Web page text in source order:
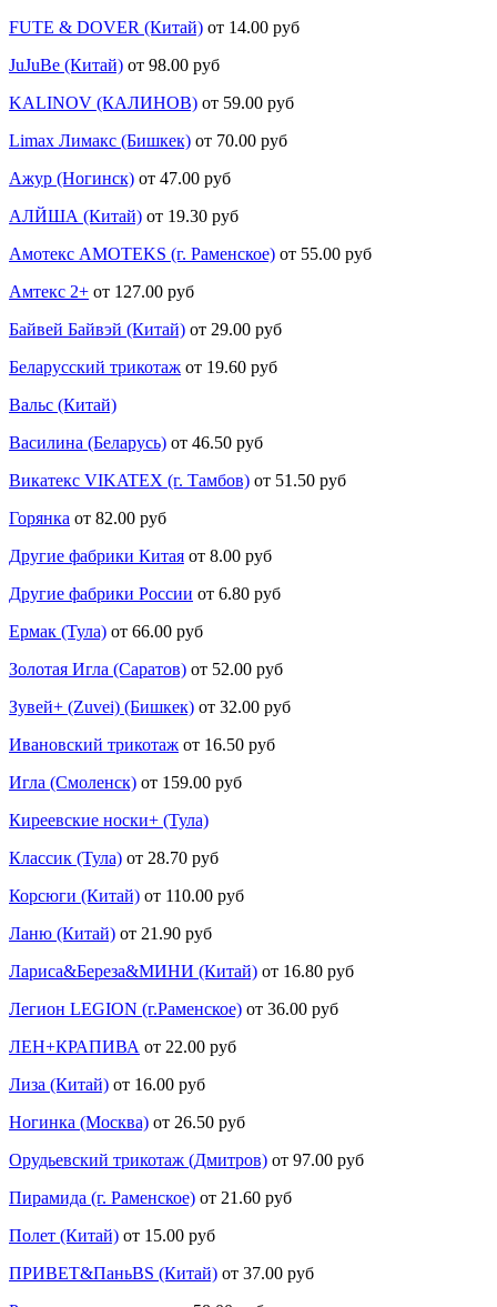
FUTE & DOVER (Китай) от 14.00 руб
JuJuBe (Китай) от 98.00 руб
KALINOV (КАЛИНОВ) от 59.00 руб
Limax Лимакс (Бишкек) от 70.00 руб
Ажур (Ногинск) от 47.00 руб
АЛЙША (Китай) от 19.30 руб
Амотекс AMOTEKS (г. Раменское) от 55.00 руб
Амтекс 2+ от 127.00 руб
Байвей Байвэй (Китай) от 29.00 руб
Беларусский трикотаж от 19.60 руб
Вальс (Китай)
Василина (Беларусь) от 46.50 руб
Викатекс VIKATEX (г. Тамбов) от 51.50 руб
Горянка от 82.00 руб
Другие фабрики Китая от 8.00 руб
Другие фабрики России от 6.80 руб
Ермак (Тула) от 66.00 руб
Золотая Игла (Саратов) от 52.00 руб
Зувей+ (Zuvei) (Бишкек) от 32.00 руб
Ивановский трикотаж от 16.50 руб
Игла (Смоленск) от 159.00 руб
Киреевские носки+ (Тула)
Классик (Тула) от 28.70 руб
Корсюги (Китай) от 110.00 руб
Ланю (Китай) от 21.90 руб
Лариса&Береза&МИНИ (Китай) от 16.80 руб
Легион LEGION (г.Раменское) от 36.00 руб
ЛЕН+КРАПИВА от 22.00 руб
Лиза (Китай) от 16.00 руб
Ногинка (Москва) от 26.50 руб
Орудьевский трикотаж (Дмитров) от 97.00 руб
Пирамида (г. Раменское) от 21.60 руб
Полет (Китай) от 15.00 руб
ПРИВЕТ&ПаньBS (Китай) от 37.00 руб